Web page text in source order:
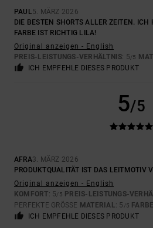
PAUL5. MÄRZ 2026
DIE BESTEN SHORTS ALLER ZEITEN. ICH
FARBE IST RICHTIG LILA!
Original anzeigen - English
PREIS-LEISTUNGS-VERHÄLTNIS: 5/5
ICH EMPFEHLE DIESES PRODUKT
5/5
AFRA3. MÄRZ 2026
PRODUKTQUALITÄT IST DAS LEITMOTIV
Original anzeigen - English
KOMFORT: 5/5 PREIS-LEISTUNGS-
PERFEKTE GRÖSSE MATERIAL: 5 /5 FARBE
ICH EMPFEHLE DIESES PRODUKT